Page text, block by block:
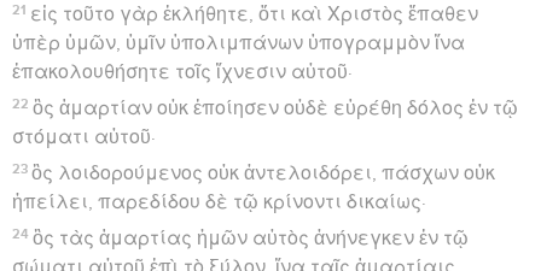
21 εἰς τοῦτο γὰρ ἐκλήθητε, ὅτι καὶ Χριστὸς ἔπαθεν
ὑπὲρ ὑμῶν, ὑμῖν ὑπολιμπάνων ὑπογραμμὸν ἵνα
ἐπακολουθήσητε τοῖς ἴχνεσιν αὐτοῦ·
22 ὃς ἁμαρτίαν οὐκ ἐποίησεν οὐδὲ εὑρέθη δόλος ἐν τῷ
στόματι αὐτοῦ·
23 ὃς λοιδορούμενος οὐκ ἀντελοιδόρει, πάσχων οὐκ
ἠπείλει, παρεδίδου δὲ τῷ κρίνοντι δικαίως·
24 ὃς τὰς ἁμαρτίας ἡμῶν αὐτὸς ἀνήνεγκεν ἐν τῷ
σώματι αὐτοῦ ἐπὶ τὸ ξύλον, ἵνα ταῖς ἁμαρτίαις